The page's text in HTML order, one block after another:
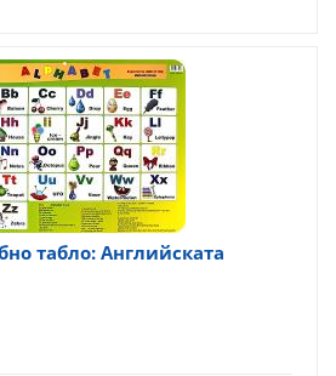
табло: Английската